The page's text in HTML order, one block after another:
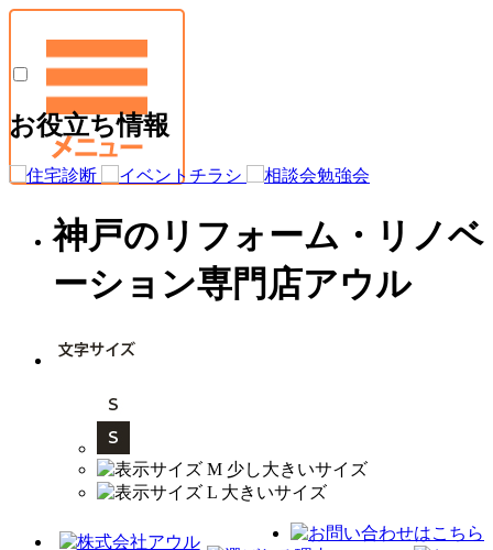
神戸のリフォーム・リノベ
ーション専門店アウル
お役立ち情報